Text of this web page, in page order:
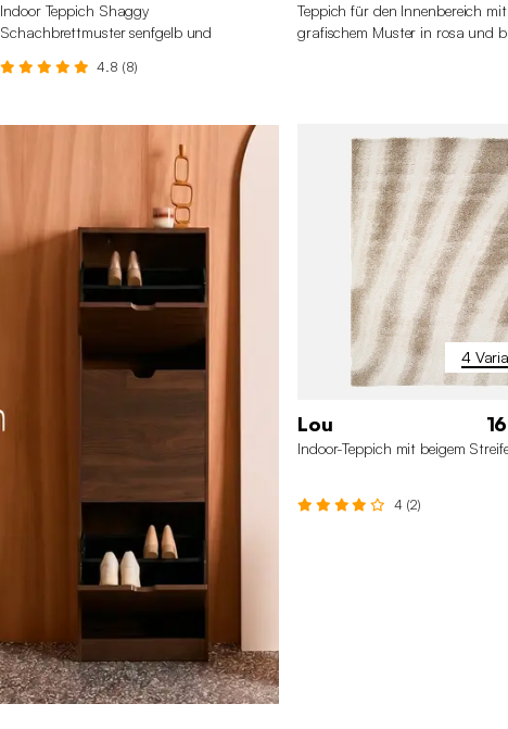
120 x 170 cm
80 x 150 cm
Indoor Teppich Shaggy
Schachbrettmuster senfgelb und
4.8 (8)
200 x 290 cm
120 x
160 x 230 cm
Teppich für den Innenbereich mit
grafischem Muster in rosa und
4
Lou
Indoor-Teppich mit beigem
4 (2)